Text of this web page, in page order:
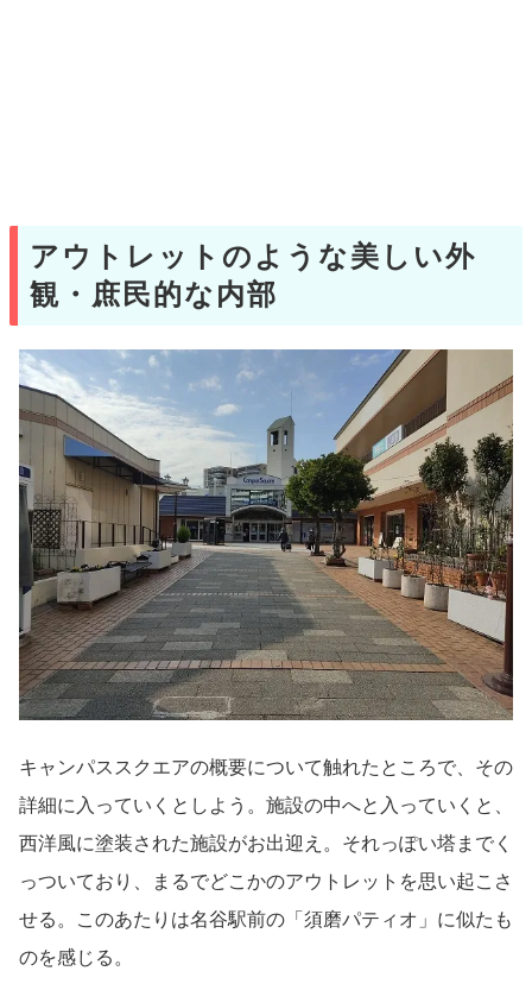
アウトレットのような美しい外
観・庶民的な内部
キャンパススクエアの概要について触れたところで、その
詳細に入っていくとしよう。施設の中へと入っていくと、
西洋風に塗装された施設がお出迎え。それっぽい塔までく
っついており、まるでどこかのアウトレットを思い起こさ
せる。このあたりは名谷駅前の「須磨パティオ」に似たも
のを感じる。